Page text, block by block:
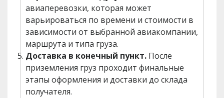
авиаперевозки, которая может
варьироваться по времени и стоимости в
зависимости от выбранной авиакомпании,
маршрута и типа груза.
Доставка в конечный пункт. После
приземления груз проходит финальные
этапы оформления и доставки до склада
получателя.